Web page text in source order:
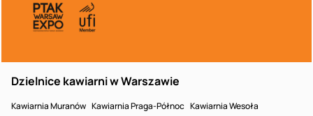
Dzielnice kawiarni w Warszawie
Kawiarnia Muranów Kawiarnia Praga-Północ Kawiarnia Wesoła